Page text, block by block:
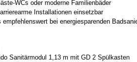
WCs oder moderne Familienbäder
Installationen einsetzbar
empfehlenswert bei energiesparenden
Sanitärmodul 1,13 m mit GD 2 Spülkasten